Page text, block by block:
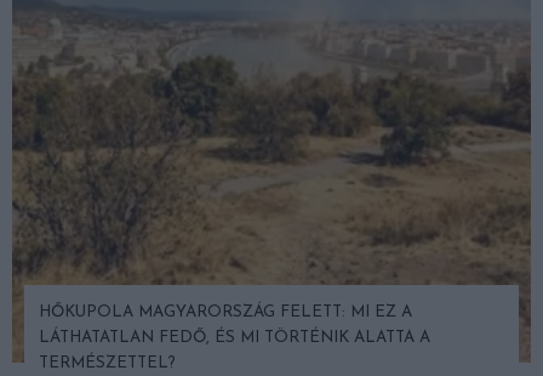
HŐKUPOLA MAGYARORSZÁG FELETT: MI EZ A
LÁTHATATLAN FEDŐ, ÉS MI TÖRTÉNIK ALATTA A
TERMÉSZETTEL?